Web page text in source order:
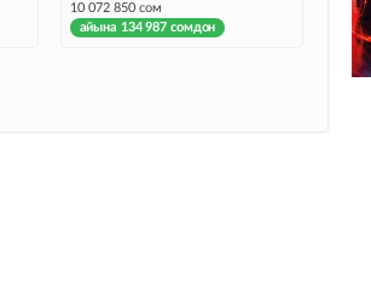
10 072 850 сом
айына 134 987 сомдон